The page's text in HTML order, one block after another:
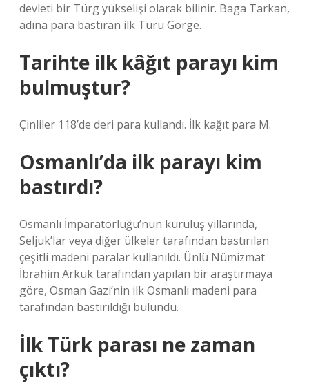
devleti bir Türg yükselişi olarak bilinir. Baga Tarkan,
adına para bastıran ilk Türu Gorge.
Tarihte ilk kâğıt parayı kim
bulmuştur?
Çinliler 118’de deri para kullandı. İlk kağıt para M.
Osmanlı’da ilk parayı kim
bastırdı?
Osmanlı İmparatorluğu’nun kuruluş yıllarında,
Seljuk’lar veya diğer ülkeler tarafından bastırılan
çeşitli madeni paralar kullanıldı. Ünlü Nümizmat
İbrahim Arkuk tarafından yapılan bir araştırmaya
göre, Osman Gazi’nin ilk Osmanlı madeni para
tarafından bastırıldığı bulundu.
İlk Türk parası ne zaman
çıktı?